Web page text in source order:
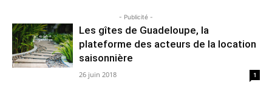
- Publicité -
Les gîtes de Guadeloupe, la
plateforme des acteurs de la location
saisonnière
26 juin 2018 1